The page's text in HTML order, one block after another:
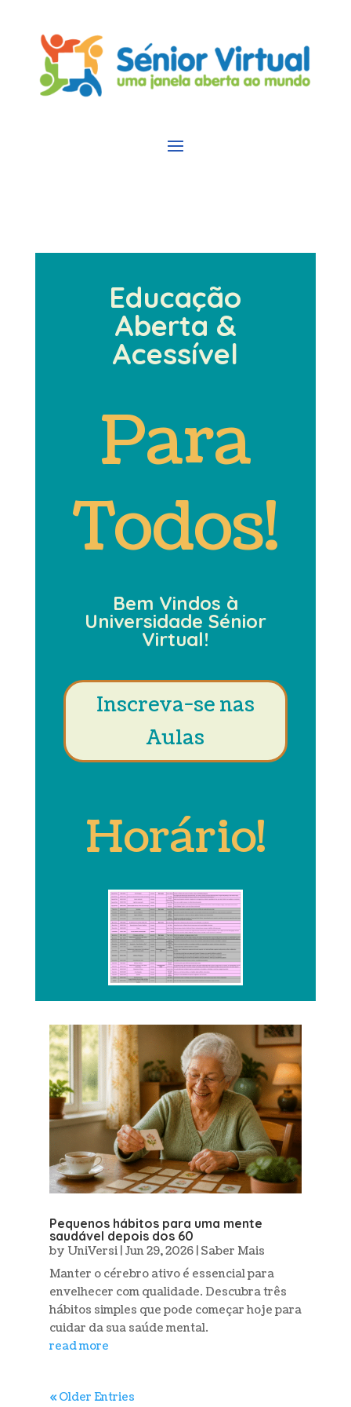
Educação
Aberta &
Acessível
Para
Todos!
Bem Vindos à
Universidade Sénior
Virtual!
Inscreva-se nas
Aulas
Horário!
Pequenos hábitos para uma mente
saudável depois dos 60
by UniVersi| Jun 29, 2026| Saber Mais
Manter o cérebro ativo é essencial para
envelhecer com qualidade. Descubra três
hábitos simples que pode começar hoje para
cuidar da sua saúde mental.
read more
« Older Entries